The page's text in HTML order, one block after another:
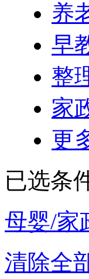
养
早
整
家
更
已选条
母婴/家
清除全